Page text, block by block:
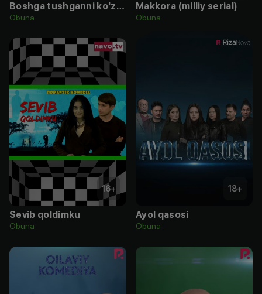
Boshga tushganni ko'z ko'rar
Obuna
Makkora (milliy serial)
Obuna
16+
Sevib qoldimku
Obuna
18+
Ayol qasosi
Obuna